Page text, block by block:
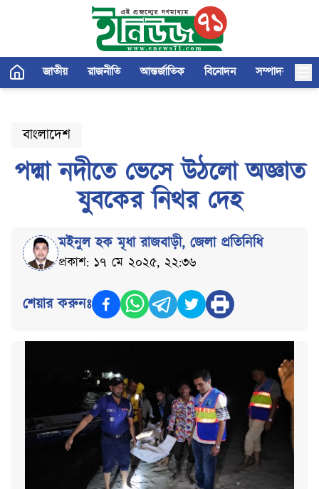
জাতীয় রাজনীতি আন্তর্জাতিক বিনোদন সম্পাদকীয়
বাংলাদেশ
পদ্মা নদীতে ভেসে উঠলো অজ্ঞাত
যুবকের নিথর দেহ
মইনুল হক মৃধা রাজবাড়ী, জেলা প্রতিনিধি
প্রকাশ: ১৭ মে ২০২৫, ২২:৩৬
শেয়ার করুনঃ